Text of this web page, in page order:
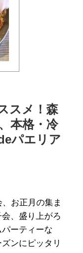
スメ！森
本格・冷
パエリア
お正月の集ま
、盛り上がろ
ーティーな
ンにピッタリ